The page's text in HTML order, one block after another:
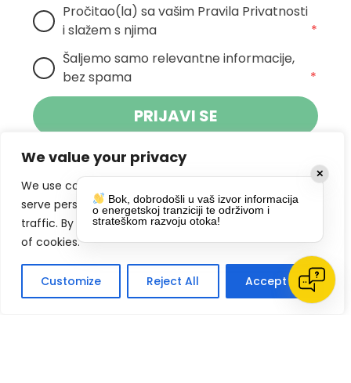
We value your privacy
We use cookies to enhance your browsing experience,
serve personalized ads or content, and analyze our
traffic. By clicking "Accept All", you consent to our use
of cookies.
Customize Reject All Accept All
Pročitao(la) sa vašim Pravila Privatnosti
i slažem s njima
*
Šaljemo samo relevantne informacije,
bez spama
*
PRIJAVI SE
Klikom na gumb dajete suglasnost za
primanje novosti Pokreta Otoka te se
slažete spolitikom privatnosti.
DRUŠTVENE MREŽE
✕
Bok, dobrodošli u vaš izvor informacija
o energetskoj tranziciji te održivom i
strateškom razvoju otoka!